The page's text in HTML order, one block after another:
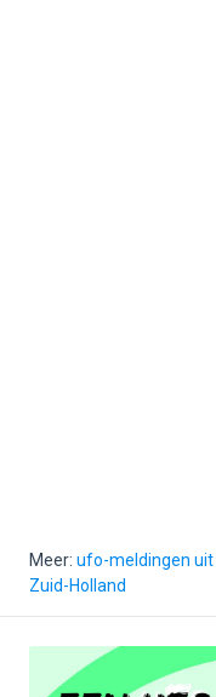
Meer: ufo-meldingen uit
Zuid-Holland